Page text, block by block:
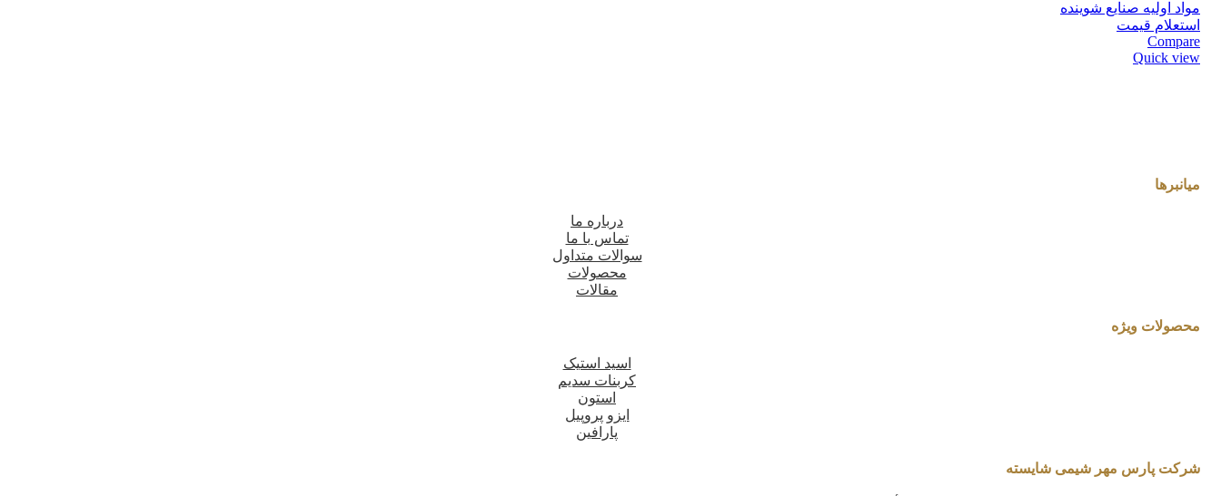
مواد اولیه صنایع شوینده
استعلام قیمت
Compare
Quick view
میانبرها
درباره ما
تماس با ما
سوالات متداول
محصولات
مقالات
محصولات ویژه
اسید استیک
کربنات سدیم
استون
ایزو پروپیل
پارافین
شرکت پارس مهر شیمی شایسته